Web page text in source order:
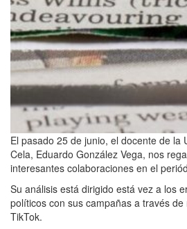
El pasado 25 de junio, el docente de la
Cela, Eduardo González Vega, nos
interesantes colaboraciones en el
Su análisis está dirigido está vez a los
políticos con sus campañas a través
TikTok.